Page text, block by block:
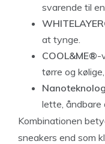
svarende til
at tynge.
COOL&ME®-
tørre og
lette, åndbare
Kombinationen
sneakers end som